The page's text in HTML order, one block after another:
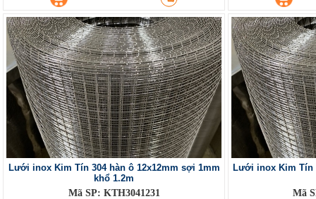
Lưới inox Kim Tín 304 hàn ô 12x12mm sợi 1mm
khổ 1.2m
Mã SP: KTH3041231
Lưới inox Kim Tín
Mã